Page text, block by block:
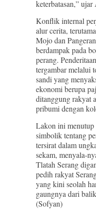
keterbatasan,”
Konflik internal
alur cerita,
Mojo dan
berdampak pada
perang.
tergambar melalui
sandi yang
ekonomi berupa
ditanggung rakyat
pribumi dengan
Lakon ini menutup
simbolik tentang
tersirat dalam
sekam, menyala-
Tlatah Serang
pedih rakyat
yang kini seolah
gaungnya dari
(Sofyan)